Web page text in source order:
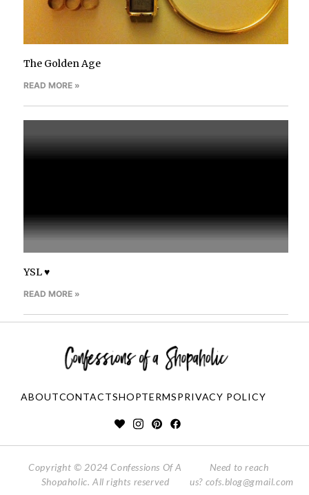
The Golden Age
READ MORE »
YSL ♥
READ MORE »
ABOUTCONTACTSHOPTERMSPRIVACY POLICY
Copyright © 2024 Confessions Of A
Shopaholic. All rights reserved
Need to reach
us? cofs.blog@gmail.com